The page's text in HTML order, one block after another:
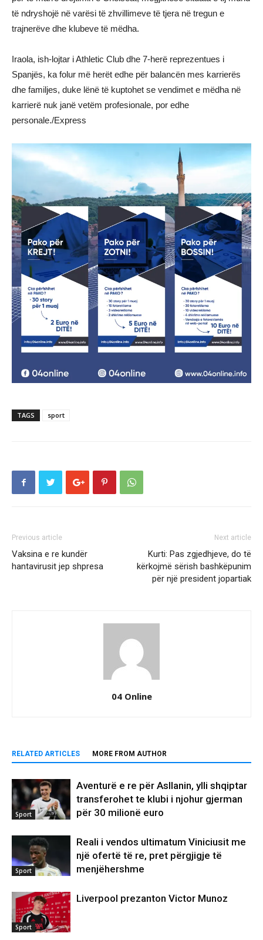
të ndryshojë në varësi të zhvillimeve të tjera në tregun e
trajnerëve dhe klubeve të mëdha.
Iraola, ish-lojtar i Athletic Club dhe 7-herë reprezentues i
Spanjës, ka folur më herët edhe për balancën mes karrierës
dhe familjes, duke lënë të kuptohet se vendimet e mëdha në
karrierë nuk janë vetëm profesionale, por edhe
personale./Express
TAGS sport
Previous article
Vaksina e re kundër
hantavirusit jep shpresa
Next article
Kurti: Pas zgjedhjeve, do të
kërkojmë sërish bashkëpunim
për një president jopartiak
04 Online
RELATED ARTICLES MORE FROM AUTHOR
Sport
Aventurë e re për Asllanin, ylli shqiptar
transferohet te klubi i njohur gjerman
për 30 milionë euro
Sport
Reali i vendos ultimatum Viniciusit me
një ofertë të re, pret përgjigje të
menjëhershme
Sport
Liverpool prezanton Victor Munoz